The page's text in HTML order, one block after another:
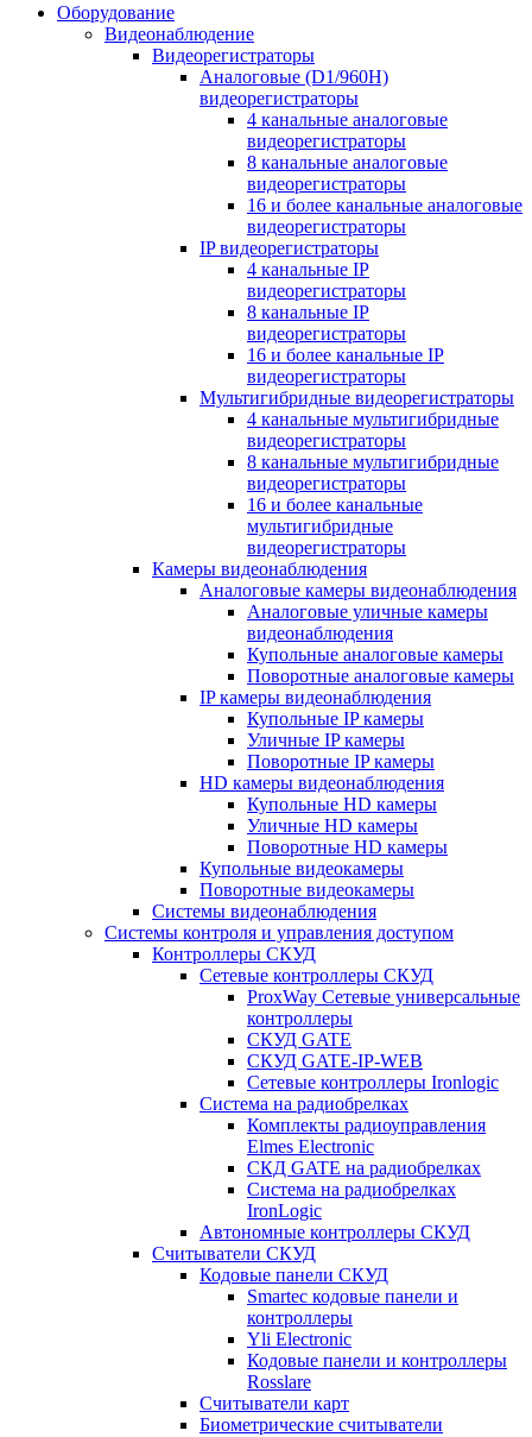
Оборудование
Видеонаблюдение
Видеорегистраторы
Аналоговые (D1/960H)
видеорегистраторы
4 канальные аналоговые
видеорегистраторы
8 канальные аналоговые
видеорегистраторы
16 и более канальные аналоговые
видеорегистраторы
IP видеорегистраторы
4 канальные IP
видеорегистраторы
8 канальные IP
видеорегистраторы
16 и более канальные IP
видеорегистраторы
Мультигибридные видеорегистраторы
4 канальные мультигибридные
видеорегистраторы
8 канальные мультигибридные
видеорегистраторы
16 и более канальные
мультигибридные
видеорегистраторы
Камеры видеонаблюдения
Аналоговые камеры видеонаблюдения
Аналоговые уличные камеры
видеонаблюдения
Купольные аналоговые камеры
Поворотные аналоговые камеры
IP камеры видеонаблюдения
Купольные IP камеры
Уличные IP камеры
Поворотные IP камеры
HD камеры видеонаблюдения
Купольные HD камеры
Уличные HD камеры
Поворотные HD камеры
Купольные видеокамеры
Поворотные видеокамеры
Системы видеонаблюдения
Системы контроля и управления доступом
Контроллеры СКУД
Сетевые контроллеры СКУД
ProxWay Сетевые универсальные
контроллеры
СКУД GATE
СКУД GATE-IP-WEB
Сетевые контроллеры Ironlogic
Система на радиобрелках
Комплекты радиоуправления
Elmes Electronic
СКД GATE на радиобрелках
Система на радиобрелках
IronLogic
Автономные контроллеры СКУД
Считыватели СКУД
Кодовые панели СКУД
Smartec кодовые панели и
контроллеры
Yli Electronic
Кодовые панели и контроллеры
Rosslare
Считыватели карт
Биометрические считыватели